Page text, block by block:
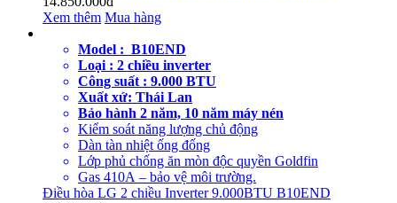
Xem thêm Mua hàng
Model : B10END
Loại : 2 chiều inverter
Công suất : 9.000 BTU
Xuất xứ: Thái Lan
Bảo hành 2 năm, 10 năm máy nén
Kiểm soát năng lượng chủ động
Dàn tàn nhiệt ống đống
Lớp phủ chống ăn mòn độc quyền Goldfin
Gas 410A – bảo vệ môi trường.
Điều hòa LG 2 chiều Inverter 9.000BTU B10END